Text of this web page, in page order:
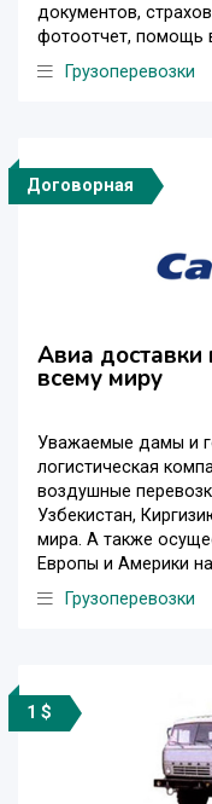
документов,
фотоотчет, помощь
Грузоперевозки
Договорная
Авиа доставки
всему миру
Уважаемые дамы и
логистическая
воздушные
Узбекистан,
мира. А также
Европы и Америки на
Грузоперевозки
1 $